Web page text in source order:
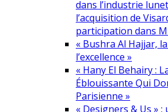
dans l’industrie
l’acquisition de
participation dans
« Bushra Al Hajjar,
l’excellence »
« Hany El Behairy :
Éblouissante Qui
Parisienne »
« Designers & Us »